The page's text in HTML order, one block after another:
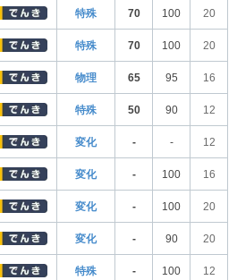
特殊 70 100 20
特殊 70 100 20
物理 65 95 16
特殊 50 90 12
変化 - - 12
変化 - 100 16
変化 - 100 20
変化 - 90 20
特殊 - 100 12